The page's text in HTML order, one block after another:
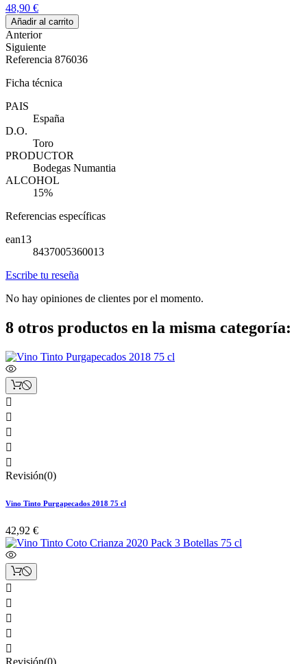
48,90 €
Añadir al carrito
Anterior
Siguiente
Referencia 876036
Ficha técnica
PAIS
España
D.O.
Toro
PRODUCTOR
Bodegas Numantia
ALCOHOL
15%
Referencias específicas
ean13
8437005360013
Escribe tu reseña
No hay opiniones de clientes por el momento.
8 otros productos en la misma categoría:





Revisión(0)
Vino Tinto Purgapecados 2018 75 cl
42,92 €




